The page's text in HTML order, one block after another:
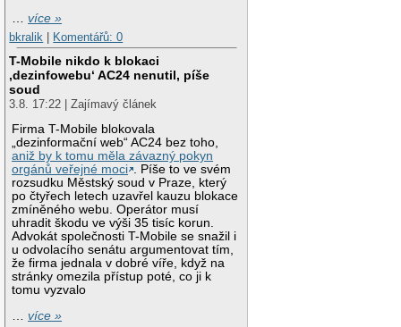
…více »
bkralik
Komentářů: 0
T-Mobile nikdo k blokaci
‚dezinfowebu‘ AC24 nenutil, píše
soud
3.8. 17:22 | Zajímavý článek
Firma T-Mobile blokovala
„dezinformační web“ AC24 bez toho,
aniž by k tomu měla závazný pokyn
orgánů veřejné moci . Píše to ve svém
rozsudku Městský soud v Praze, který
po čtyřech letech uzavřel kauzu blokace
zmíněného webu. Operátor musí
uhradit škodu ve výši 35 tisíc korun.
Advokát společnosti T-Mobile se snažil i
u odvolacího senátu argumentovat tím,
že firma jednala v dobré víře, když na
stránky omezila přístup poté, co ji k
tomu vyzvalo
…více »